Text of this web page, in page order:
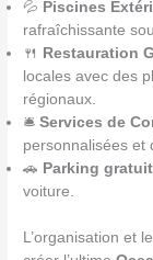
💦 Piscines
rafraîchissante
🍴
Restauration
locales avec des
régionaux.
🛎️Services de
personnalisées et
🚗 Parking gratuit
voiture.
L’organisation et